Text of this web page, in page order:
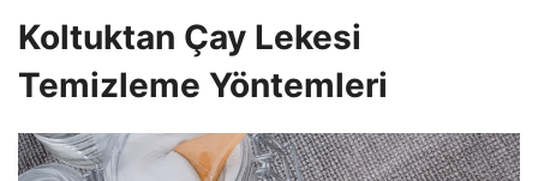
Koltuktan Çay Lekesi
Temizleme Yöntemleri